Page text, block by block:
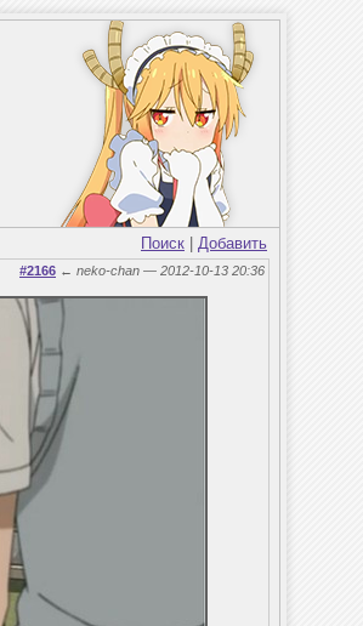
Поиск Добавить
#2166 ← neko-chan — 2012-10-13 20:36